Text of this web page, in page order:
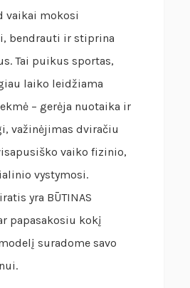
vaikai mokosi
bendrauti ir stiprina
Tai puikus sportas,
laiko leidžiama
– gerėja nuotaika ir
važinėjimas dviračiu
vaiko fizinio,
vystymosi.
yra BŪTINAS
papasakosiu kokį
suradome savo